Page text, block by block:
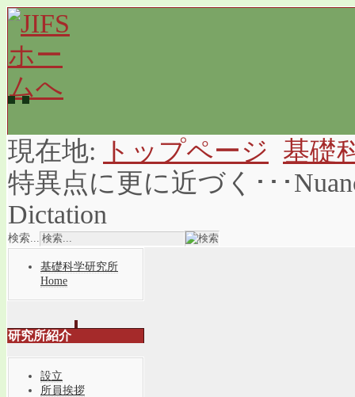
現在地: トップページ 基礎
特異点に更に近づく･･･
Dictation
検索...
基礎科学研究所
Home
研究所紹介
設立
所員挨拶